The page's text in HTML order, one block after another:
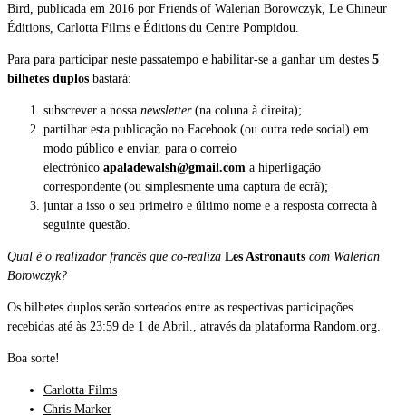
Bird, publicada em 2016 por Friends of Walerian Borowczyk, Le Chineur
Éditions, Carlotta Films e Éditions du Centre Pompidou.
Para para participar neste passatempo e habilitar-se a ganhar um destes 5
bilhetes duplos bastará:
subscrever a nossa newsletter(na coluna à direita);
partilhar esta publicação no Facebook (ou outra rede social) em
modo público e enviar, para o correio
electrónico apaladewalsh@gmail.com a hiperligação
correspondente (ou simplesmente uma captura de ecrã);
juntar a isso o seu primeiro e último nome e a resposta correcta à
seguinte questão.
Qual é o realizador francês que co-realiza Les Astronauts com Walerian
Borowczyk?
Os bilhetes duplos serão sorteados entre as respectivas participações
recebidas até às 23:59 de 1 de Abril., através da plataforma Random.org.
Boa sorte!
Carlotta Films
Chris Marker